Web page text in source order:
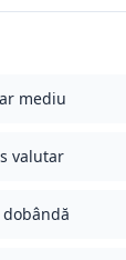
mediu
valutar